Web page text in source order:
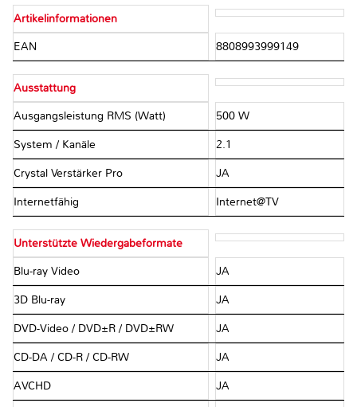
Artikelinformationen
EAN 8808993999149
Ausstattung
Ausgangsleistung RMS (Watt) 500 W
System / Kanäle 2.1
Crystal Verstärker Pro JA
Internetfähig Internet@TV
Unterstützte Wiedergabeformate
Blu-ray Video JA
3D Blu-ray JA
DVD-Video / DVD±R / DVD±RW JA
CD-DA / CD-R / CD-RW JA
AVCHD JA